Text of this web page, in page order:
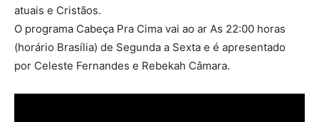
atuais e Cristãos.
O programa Cabeça Pra Cima vai ao ar As 22:00 horas
(horário Brasília) de Segunda a Sexta e é apresentado
por Celeste Fernandes e Rebekah Câmara.